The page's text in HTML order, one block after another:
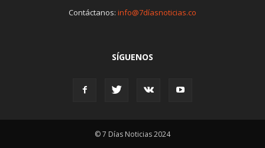
Contáctanos: info@7díasnoticias.co
SÍGUENOS
© 7 Días Noticias 2024